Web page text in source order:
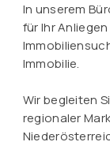
In unserem
für Ihr
Immobilie.
Wir begleiten
regionaler